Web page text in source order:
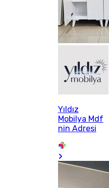
Yıldız
Mobilya Mdf
nin Adresi